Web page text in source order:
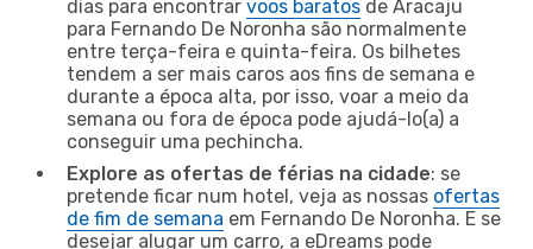
dias para encontrar voos baratos de Aracaju
para Fernando De Noronha são normalmente
entre terça-feira e quinta-feira. Os bilhetes
tendem a ser mais caros aos fins de semana e
durante a época alta, por isso, voar a meio da
semana ou fora de época pode ajudá-lo(a) a
conseguir uma pechincha.
Explore as ofertas de férias na cidade: se
pretende ficar num hotel, veja as nossas ofertas
de fim de semana em Fernando De Noronha. E se
desejar alugar um carro, a eDreams pode